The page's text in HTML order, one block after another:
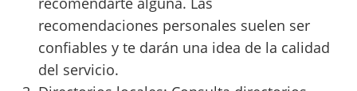
recomendaciones personales suelen ser
confiables y te darán una idea de la calidad
del servicio.